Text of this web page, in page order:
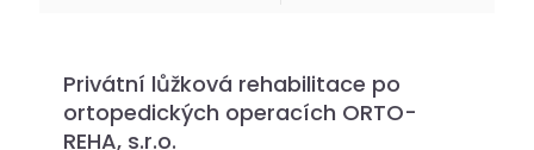
Privátní lůžková rehabilitace po
ortopedických operacích ORTO-
REHA, s.r.o.